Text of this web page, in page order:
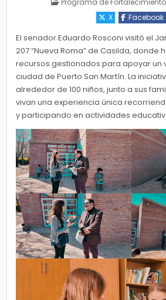
X
Facebook
El senador Eduardo Rosconi visitó el
207 “Nueva Roma” de Casilda, donde
recursos gestionados para apoyar un
ciudad de Puerto San Martín. La
alrededor de 100 niños, junto a sus
vivan una experiencia única
y participando en actividades